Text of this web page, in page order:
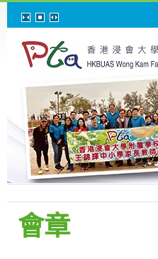
會章